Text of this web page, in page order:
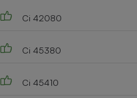
Ci 42080
Ci 45380
Ci 45410